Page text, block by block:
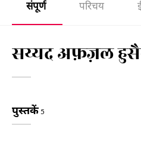
संपूर्ण परिचय
सय्यद अफ़ज़ल
पुस्तकें 5